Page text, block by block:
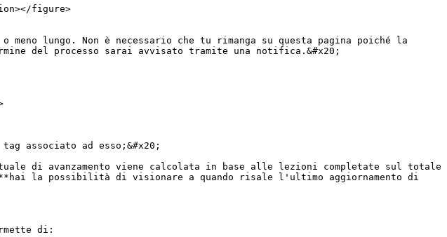
figure>
lungo. Non è necessario che tu rimanga su questa pagina poiché la
del processo sarai avvisato tramite una notifica.&#x20;
associato ad esso;&#x20;
di avanzamento viene calcolata in base alle lezioni completate sul totale
**hai la possibilità di visionare a quando risale l'ultimo aggiornamento di
di: